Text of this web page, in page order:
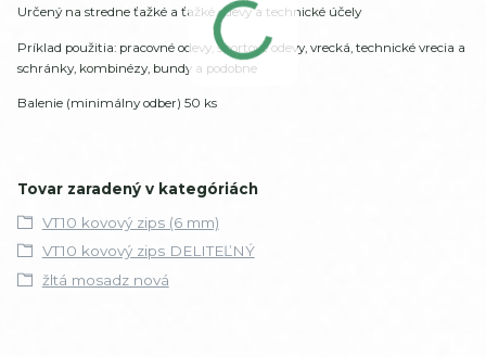
Určený na stredne ťažké a ťažké odevy a technické účely
Príklad použitia: pracovné odevy, športové odevy, vrecká, technické vrecia a
schránky, kombinézy, bundy a podobne
Balenie (minimálny odber) 50 ks
Tovar zaradený v kategóriách
VT10 kovový zips (6 mm)
VT10 kovový zips DELITEĽNÝ
žltá mosadz nová